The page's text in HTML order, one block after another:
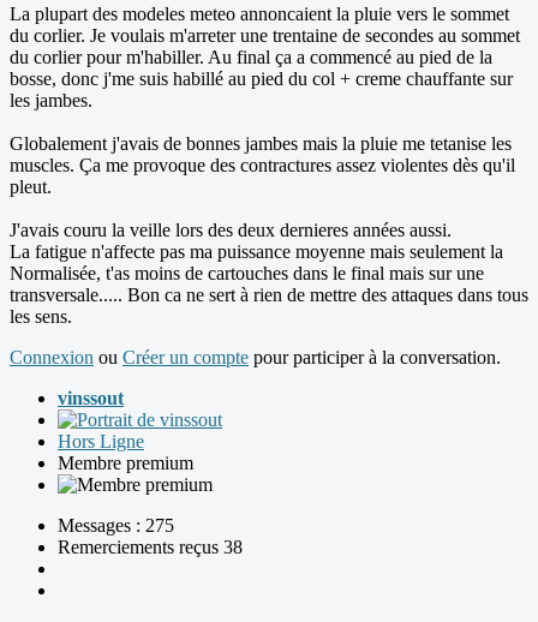
La plupart des modeles meteo annoncaient la pluie vers le sommet
du corlier. Je voulais m'arreter une trentaine de secondes au sommet
du corlier pour m'habiller. Au final ça a commencé au pied de la
bosse, donc j'me suis habillé au pied du col + creme chauffante sur
les jambes.
Globalement j'avais de bonnes jambes mais la pluie me tetanise les
muscles. Ça me provoque des contractures assez violentes dès qu'il
pleut.
J'avais couru la veille lors des deux dernieres années aussi.
La fatigue n'affecte pas ma puissance moyenne mais seulement la
Normalisée, t'as moins de cartouches dans le final mais sur une
transversale..... Bon ca ne sert à rien de mettre des attaques dans tous
les sens.
Connexion ou Créer un compte pour participer à la conversation.
vinssout
Hors Ligne
Membre premium
Messages : 275
Remerciements reçus 38